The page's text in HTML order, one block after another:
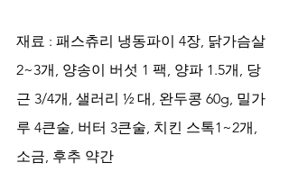
재료 : 패스츄리 냉동파이 4장, 닭가슴살
2~3개, 양송이 버섯 1 팩, 양파 1.5개, 당
근 3/4개, 샐러리 ½ 대, 완두콩 60g, 밀가
루 4큰술, 버터 3큰술, 치킨 스톡1~2개,
소금, 후추 약간